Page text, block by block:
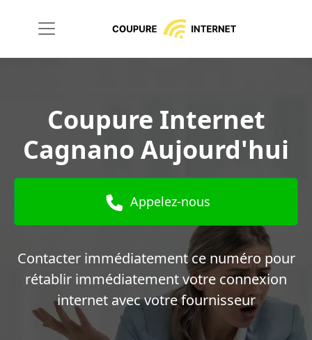
Coupure Internet
Cagnano Aujourd'hui
Appelez-nous
Contacter immédiatement ce numéro pour
rétablir immédiatement votre connexion
internet avec votre fournisseur